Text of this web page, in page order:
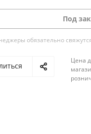
Под
обязательно
Цена